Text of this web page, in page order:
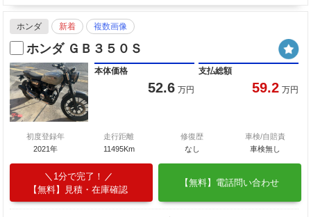
ホンダ 新着 複数画像
ホンダ ＧＢ３５０Ｓ
本体価格
52.6 万円
支払総額
59.2 万円
初度登録年
2021年
走行距離
11495Km
修復歴
なし
車検/自賠責
車検無し
1分で完了！
【無料】見積・在庫確認
【無料】電話問い合わせ